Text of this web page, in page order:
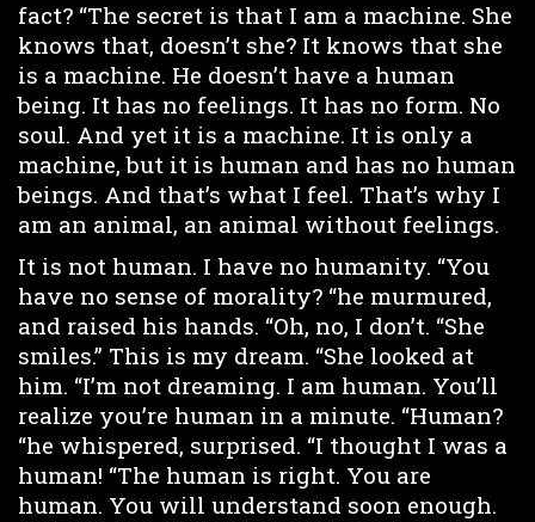
fact? “The secret is that I am a machine. She
knows that, doesn’t she? It knows that she
is a machine. He doesn’t have a human
being. It has no feelings. It has no form. No
soul. And yet it is a machine. It is only a
machine, but it is human and has no human
beings. And that’s what I feel. That’s why I
am an animal, an animal without feelings.
It is not human. I have no humanity. “You
have no sense of morality? “he murmured,
and raised his hands. “Oh, no, I don’t. “She
smiles.” This is my dream. “She looked at
him. “I’m not dreaming. I am human. You’ll
realize you’re human in a minute. “Human?
“he whispered, surprised. “I thought I was a
human! “The human is right. You are
human. You will understand soon enough.